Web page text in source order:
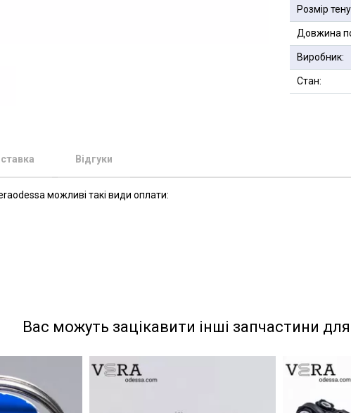
Розмір
Довжина
Виробник:
Стан:
Відгуки
можливі такі види оплати:
Вас можуть зацікавити інші запчастини